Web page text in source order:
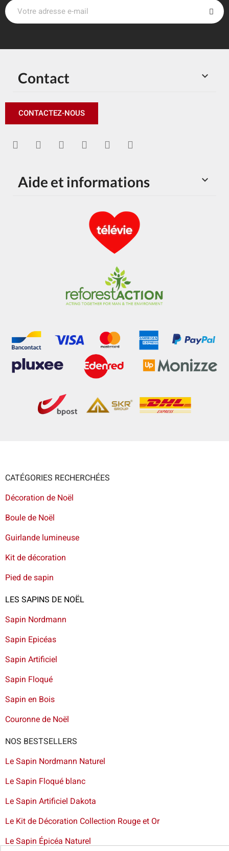

Contact
CONTACTEZ-NOUS

Aide et informations
CATÉGORIES RECHERCHÉES
Décoration de Noël
Boule de Noël
Guirlande lumineuse
Kit de décoration
Pied de sapin
LES SAPINS DE NOËL
Sapin Nordmann
Sapin Epicéas
Sapin Artificiel
Sapin Floqué
Sapin en Bois
Couronne de Noël
NOS BESTSELLERS
Le Sapin Nordmann Naturel
Le Sapin Floqué blanc
Le Sapin Artificiel Dakota
Le Kit de Décoration Collection Rouge et Or
Le Sapin Épicéa Naturel